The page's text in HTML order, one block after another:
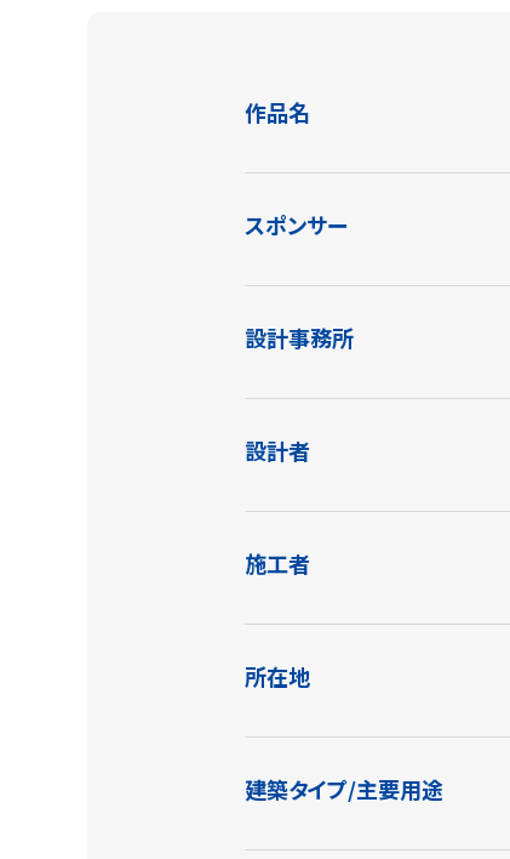
作品名
スポンサー
設計事務所
設計者
施工者
所在地
建築タイプ/主要用途